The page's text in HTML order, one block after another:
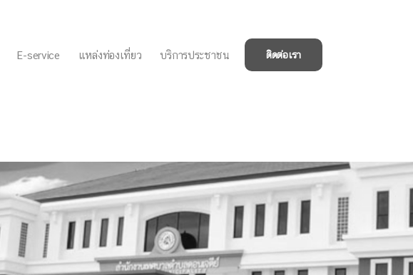
E-service แหล่งท่องเที่ยว บริการประชาชน ติดต่อเรา